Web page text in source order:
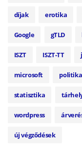
díjak erotika
Google gTLD
ISZT ISZT-TT
microsoft politika
statisztika
wordpress
új végződések